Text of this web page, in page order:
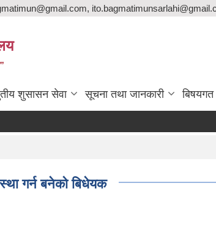
शुसासन सेवा सूचना तथा जानकारी
गर्न बनेको बिधेयक